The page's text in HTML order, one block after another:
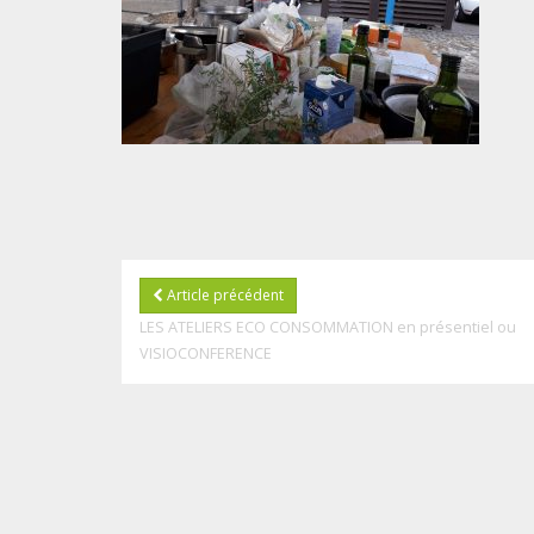
Article précédent
LES ATELIERS ECO CONSOMMATION en présentiel ou
VISIOCONFERENCE